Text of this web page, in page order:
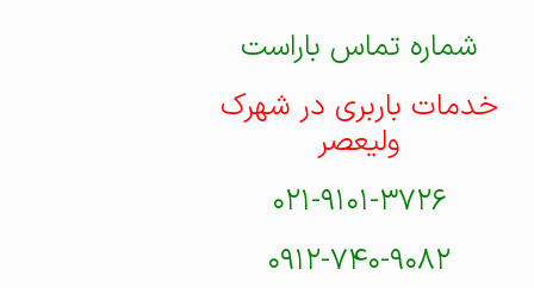
شماره تماس باراست
خدمات باربری در شهرک
ولیعصر
۰۲۱-۹۱۰۱-۳۷۲۶
۰۹۱۲-۷۴۰-۹۰۸۲